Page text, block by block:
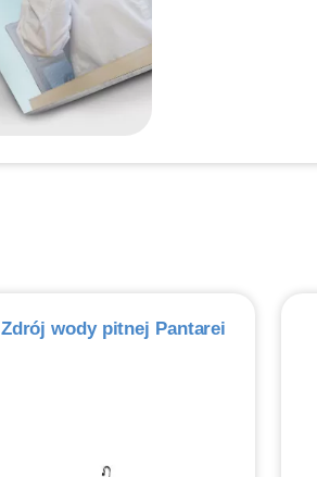
Zdrój wody pitnej Pantarei